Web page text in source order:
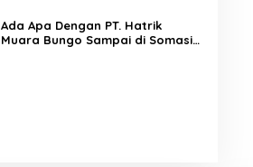
Ada Apa Dengan PT. Hatrik
Muara Bungo Sampai di Somasi